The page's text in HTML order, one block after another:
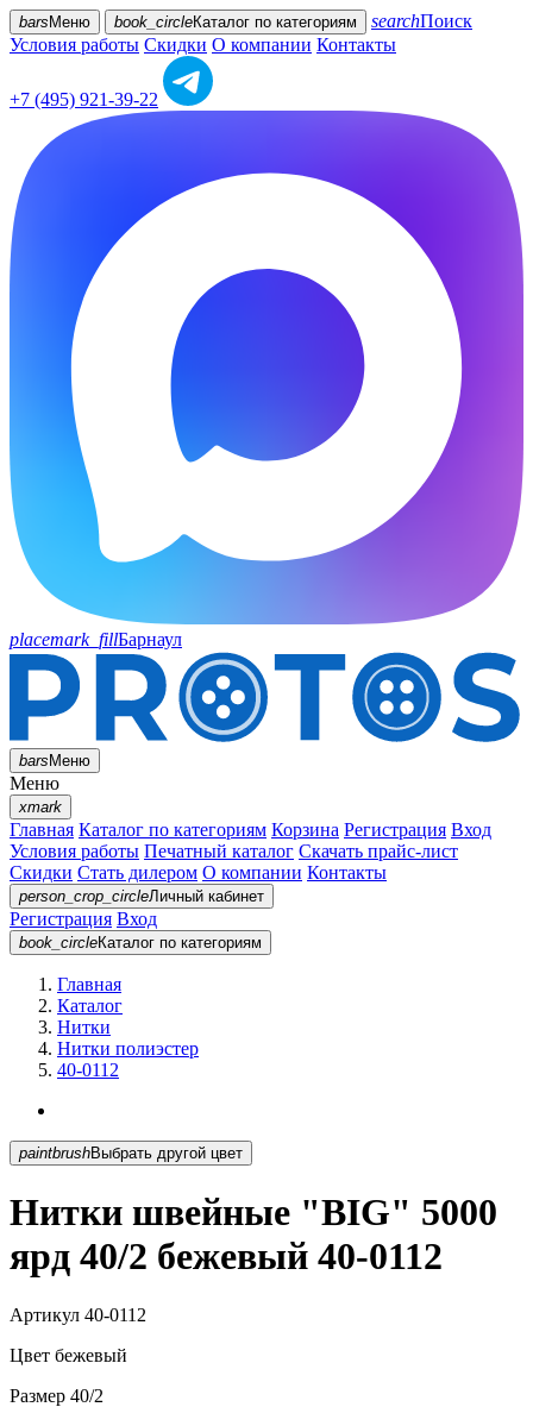
bars Меню book_circleКаталог по категориям searchПоиск
Условия работы Скидки О компании Контакты
+7 (495) 921-39-22
placemark_fillБарнаул
barsМеню
Меню
xmark
Главная Каталог по категориям Корзина Регистрация Вход
Условия работы Печатный каталог Скачать прайс-лист
Скидки Стать дилером О компании Контакты
person_crop_circleЛичный кабинет
Регистрация Вход
book_circleКаталог по категориям
Главная
Каталог
Нитки
Нитки полиэстер
40-0112
paintbrush Выбрать другой цвет
Нитки швейные "BIG" 5000
ярд 40/2 бежевый 40-0112
Артикул 40-0112
Цвет бежевый
Размер 40/2